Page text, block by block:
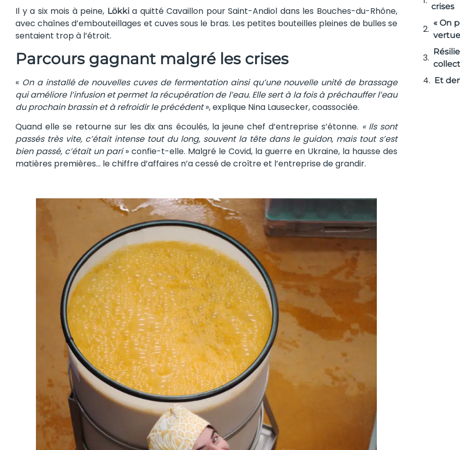
Il y a six mois à peine, Lökkia quitté Cavaillon pour Saint-Andiol dans les Bouches-du-Rhône,
avec chaînes d’embouteillages et cuves sous le bras. Les petites bouteilles pleines de bulles se
sentaient trop à l’étroit.
Parcours gagnant malgré les crises
« On a installé de nouvelles cuves de fermentation ainsi qu’une nouvelle unité de brassage
qui améliore l’infusion et permet la récupération de l’eau. Elle sert à la fois à préchauffer l’eau
du prochain brassin et à refroidir le précédent», explique Nina Lausecker, coassociée.
Quand elle se retourne sur les dix ans écoulés, la jeune chef d’entreprise s’étonne. « Ils sont
passés très vite, c’était intense tout du long, souvent la tête dans le guidon, mais tout s’est
bien passé, c’était un pari» confie-t-elle. Malgré le Covid, la guerre en Ukraine, la hausse des
matières premières… le chiffre d’affaires n’a cessé de croître et l’entreprise de grandir.
crises
« On
Et